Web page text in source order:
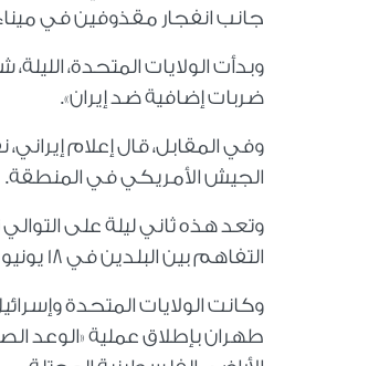
جانب انفجار مقذوفين في ميناء
وبدأت الولايات المتحدة،
ضربات إضافية ضد إيران».
وفي المقابل، قال إعلام
الجيش الأمريكي في المنطقة.
وتعد هذه ثاني ليلة على
التفاهم بين البلدين في 18 يونيو 2026، والتي تنص على «إنهاء فوري للحرب على جميع الجبهات».